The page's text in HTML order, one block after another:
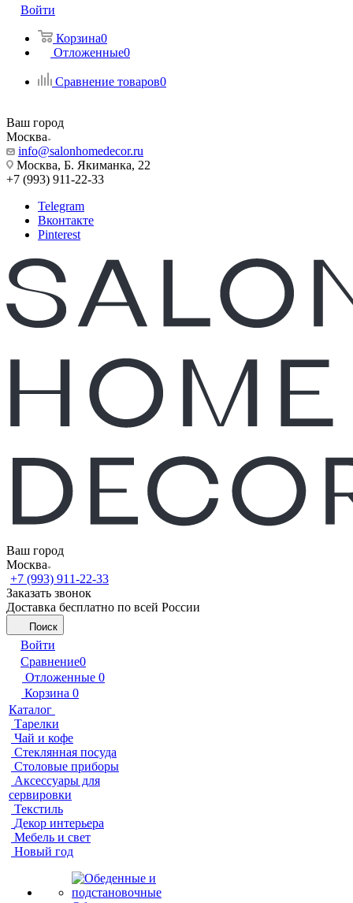
Войти
Корзина0
Отложенные0
Сравнение товаров0
Ваш город
Москва
info@salonhomedecor.ru
Москва, Б. Якиманка, 22
+7 (993) 911-22-33
Telegram
Вконтакте
Pinterest
Ваш город
Москва
+7 (993) 911-22-33
Заказать звонок
Доставка бесплатно по всей России
Поиск
Войти
Сравнение0
Отложенные 0
Корзина 0
Каталог
Тарелки
Чай и кофе
Стеклянная посуда
Столовые приборы
Аксессуары для
сервировки
Текстиль
Декор интерьера
Мебель и свет
Новый год